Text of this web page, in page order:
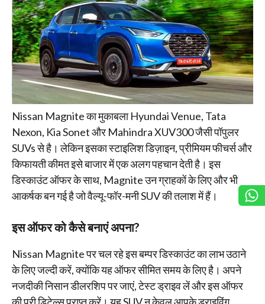
Nissan Magnite का मुकाबला Hyundai Venue, Tata
Nexon, Kia Sonet और Mahindra XUV300 जैसी पॉपुलर
SUVs से है। लेकिन इसका स्टाइलिश डिज़ाइन, प्रीमियम फीचर्स और
किफायती कीमत इसे बाजार में एक अलग पहचान देती है। इस
डिस्काउंट ऑफर के साथ, Magnite उन ग्राहकों के लिए और भी
आकर्षक बन गई है जो वैल्यू-फॉर-मनी SUV की तलाश में हैं।
इस ऑफर को कैसे बनाएं अपना?
Nissan Magnite पर चल रहे इस बम्पर डिस्काउंट का लाभ उठाने
के लिए जल्दी करें, क्योंकि यह ऑफर सीमित समय के लिए है। अपने
नजदीकी निसान डीलरशिप पर जाएं, टेस्ट ड्राइव लें और इस ऑफर